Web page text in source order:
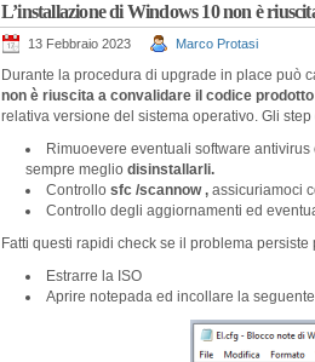
L’installazione di Windows 10 non è
13 Febbraio 2023 Marco Protasi
Durante la procedura di upgrade in place può
non è riuscita a convalidare il codice prodotto
relativa versione del sistema operativo. Gli
Rimuoevere eventuali software
sempre meglio disinstallarli.
Controllo sfc /scannow , assicuriamoci
Controllo degli aggiornamenti ed
Fatti questi rapidi check se il problema
Estrarre la ISO
Aprire notepada ed incollare la